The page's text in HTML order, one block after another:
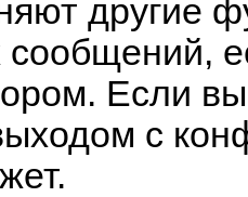
другие
сообщений,
Если
с